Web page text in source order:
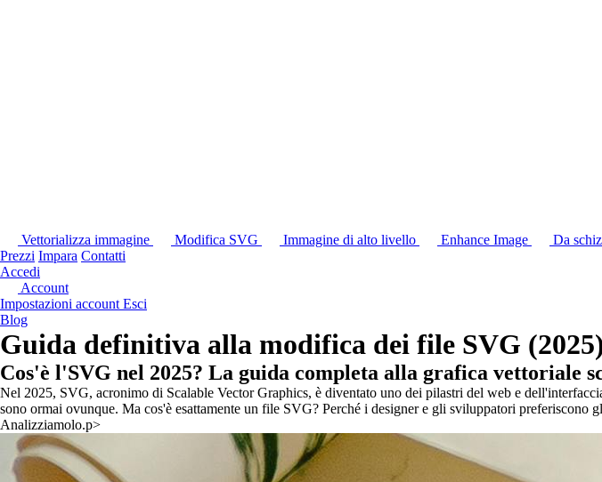
Vettorializza immagine Modifica SVG Immagine di alto livello Enhance Image Da
Prezzi Impara Contatti
Accedi
Account
Impostazioni account Esci
Blog
Guida definitiva alla modifica dei file SVG
Cos'è l'SVG nel 2025? La guida completa alla grafica vettoriale
Nel 2025, SVG, acronimo di Scalable Vector Graphics, è diventato uno dei pilastri del web e
sono ormai ovunque. Ma cos'è esattamente un file SVG? Perché i designer e gli sviluppatori
Analizziamolo.p>